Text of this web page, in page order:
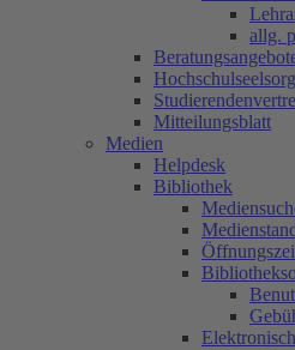
allg.
Mitteilungsblatt
Medien
Helpdesk
Bibliothek